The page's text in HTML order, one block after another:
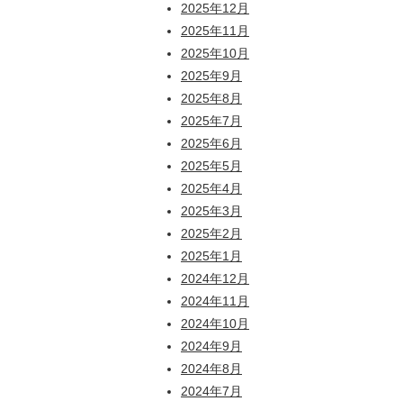
2025年12月
2025年11月
2025年10月
2025年9月
2025年8月
2025年7月
2025年6月
2025年5月
2025年4月
2025年3月
2025年2月
2025年1月
2024年12月
2024年11月
2024年10月
2024年9月
2024年8月
2024年7月